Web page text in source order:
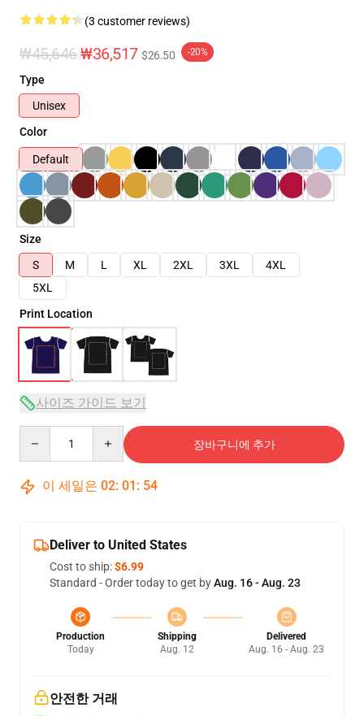
(3 customer reviews)
₩45,646₩36,517 $26.50 -20%
Type
Unisex
Color
Default
Size
S
M L XL 2XL 3XL
4XL
5XL
Print Location
사이즈 가이드 보기
장바구니에 추가
이 세일은 02: 01 : 54
Deliver to United States
Cost to ship:$6.99
Standard - Order today to get byAug. 16 - Aug. 23
Production
Today
Shipping
Aug. 12
Delivered
Aug. 16 - Aug. 23
안전한 거래